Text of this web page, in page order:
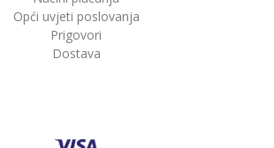
Opći uvjeti poslovanja
Prigovori
Dostava